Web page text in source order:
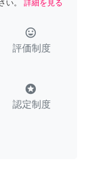
い。 詳細を見る
tag_faces
評価制度
stars
認定制度